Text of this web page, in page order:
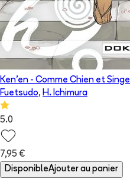
Ken'en - Comme Chien et Singe
Fuetsudo, H. Ichimura
5.0
7,95 €
DisponibleAjouter au panier